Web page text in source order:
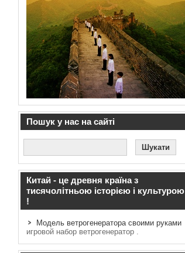
Пошук у нас на сайті
Китай - це древня країна з
тисячолітньою історією і культурою
!
Модель ветрогенератора своими руками
игровой набор ветрогенератор .